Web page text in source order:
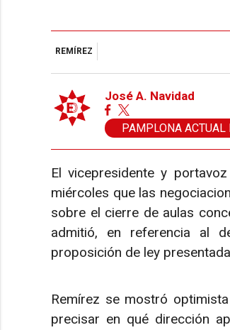
REMÍREZ
José A. Navidad
PAMPLONA ACTUAL
El vicepresidente y
miércoles que las
sobre el cierre de aulas
admitió, en referencia al
proposición de ley
Remírez se mostró
precisar en qué dirección